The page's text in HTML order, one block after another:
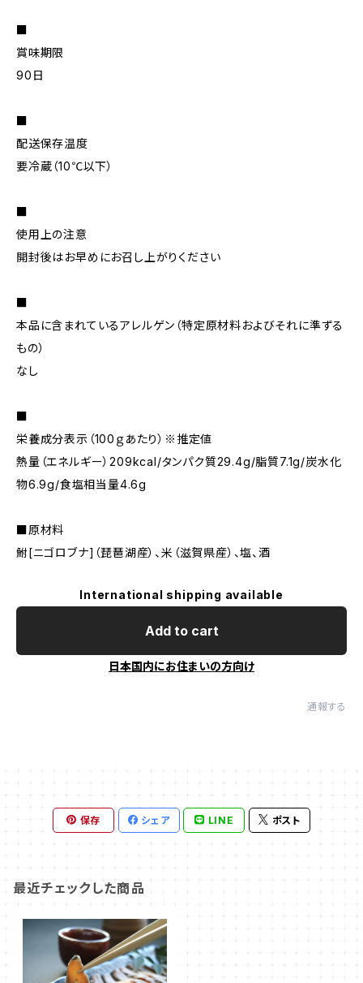
■
賞味期限
90日
■
配送保存温度
要冷蔵（10℃以下）
■
使用上の注意
開封後はお早めにお召し上がりください
■
本品に含まれているアレルゲン（特定原材料およびそれに準ずる
もの）
なし
■
栄養成分表示（100ｇあたり）※推定値
熱量（エネルギー）209kcal/タンパク質29.4g/脂質7.1g/炭水化
物6.9g/食塩相当量4.6g
■原材料
鮒[ニゴロブナ]（琵琶湖産）、米（滋賀県産）、塩、酒
International shipping available
Add to cart
日本国内にお住まいの方向け
通報する
保存 シェア LINE ポスト
最近チェックした商品